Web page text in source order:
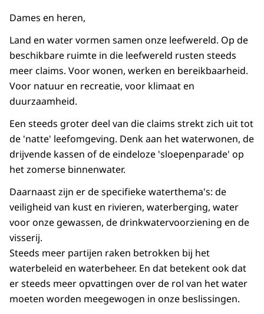
Dames en heren,
Land en water vormen samen onze leefwereld. Op de
beschikbare ruimte in die leefwereld rusten steeds
meer claims. Voor wonen, werken en bereikbaarheid.
Voor natuur en recreatie, voor klimaat en
duurzaamheid.
Een steeds groter deel van die claims strekt zich uit tot
de 'natte' leefomgeving. Denk aan het waterwonen, de
drijvende kassen of de eindeloze 'sloepenparade' op
het zomerse binnenwater.
Daarnaast zijn er de specifieke waterthema's: de
veiligheid van kust en rivieren, waterberging, water
voor onze gewassen, de drinkwatervoorziening en de
visserij.
Steeds meer partijen raken betrokken bij het
waterbeleid en waterbeheer. En dat betekent ook dat
er steeds meer opvattingen over de rol van het water
moeten worden meegewogen in onze beslissingen.